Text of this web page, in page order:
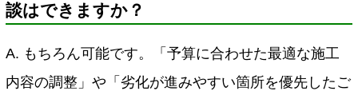
談はできますか？
A. もちろん可能です。
「予算に合わせた最適な施工
内容の調整」や「劣化が進みやすい箇所を優先したご